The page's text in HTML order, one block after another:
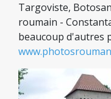
Targoviste,
roumain -
beaucoup d'autres